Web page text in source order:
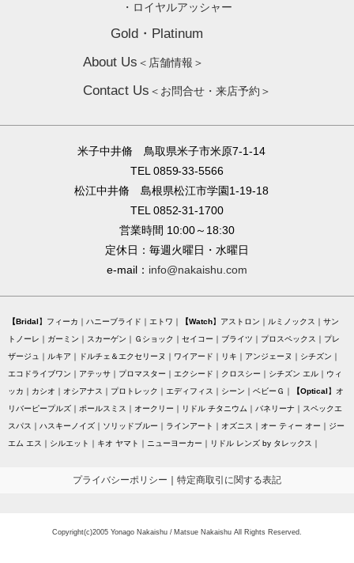
・ロイヤルアッシャー
Gold・Platinum
About Us ＜店舗情報＞
Contact Us ＜お問合せ・来店予約＞
米子中井脩 鳥取県米子市米原7-1-14
TEL 0859-33-5566
松江中井脩 島根県松江市学園1-19-18
TEL 0852-31-1700
営業時間 10:00～18:30
定休日：毎週火曜日・水曜日
e-mail： info@nakaishu.com
Bridal フィーカ ハニーブライド エトワ Watch アストロン ルミノックス
サン
トノーレ
ガーミン スカーゲン Ｇショック セイコー ブライツ プロスペックス
プレ
ザージュ
ルキア ドルチェ＆エクセリーヌ ワイアード リキ アンジェーヌ
シチズン
エコドライブワン
アテッサ プロマスター エクシード クロスシー シチズン エル
ウィ
ッカ
カシオ オシアナス プロトレック エディフィス シーン ベビーＧ Optical
オ
リバーピープルズ
ポールスミス オークリー リドル チタニウム バネリーナ
スペックエ
スパス
ハスキーノイズ ソリッドブルー ラインアート オズニス オー ティー オー
ジー
エム エス
シルエット キオ ヤマト ニューヨーカー リドル レンズ by タレックス
プライバシーポリシー 特定商取引に関する表記
Copyright(c)2005 Yonago Nakaishu / Matsue Nakaishu All Rights Reserved.